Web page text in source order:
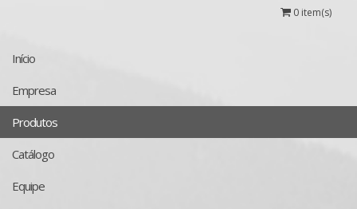
0 item(s)
Início
Empresa
Produtos
Catálogo
Equipe